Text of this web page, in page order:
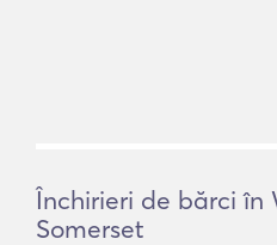
Închirieri de bărci în
Somerset